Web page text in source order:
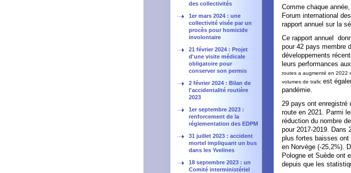
Comme chaque
Forum international
rapport annuel sur la
Ce rapport annuel
pour 42 pays membre
développements
leurs performances
routes a augmenté en 2022
volumes de trafic est
pandémie.
29 pays ont enregistré
route en 2021. Parmi
réduction du nombre
pour 2017‑2019.
plus fortes baisses ont
en Norvège (-25,2%).
Pologne et Suède ont
depuis que les
des collectivités
1er mars 2024 : une
collectivité visée par un
procès pour homicide
involontaire
21 février 2024 : Projet
d'une visite médicale
obligatoire pour
conserver son permis
2 février 2024 : Bilan de
l'accidentalité routière
2023
1er septembre 2023 :
renforcement de la
réglementation des EDPM
31 juillet 2023 : accident
mortel impliquant un bus
dans les Yvelines
18 septembre 2023 : un
Comité interministériel